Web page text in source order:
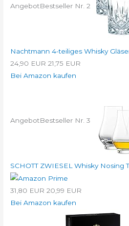
AngebotBestseller Nr. 2
Nachtmann 4-teiliges Whisky Gläser
24,90 EUR 21,75 EUR
Bei Amazon kaufen
AngebotBestseller Nr. 3
SCHOTT ZWIESEL Whisky Nosing
31,80 EUR 20,99 EUR
Bei Amazon kaufen